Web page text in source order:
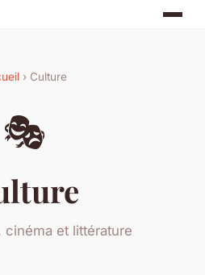
› Culture
🎭
cinéma et littérature